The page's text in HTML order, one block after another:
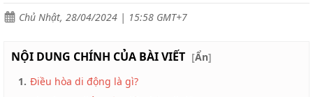
hòa
di
nghiệp
Tin
Chủ Nhật, 28/04/2024 | 15:58 GMT+7
NỘI DUNG CHÍNH CỦA BÀI VIẾT [Ẩn]
1. Điều hòa di động là gì?